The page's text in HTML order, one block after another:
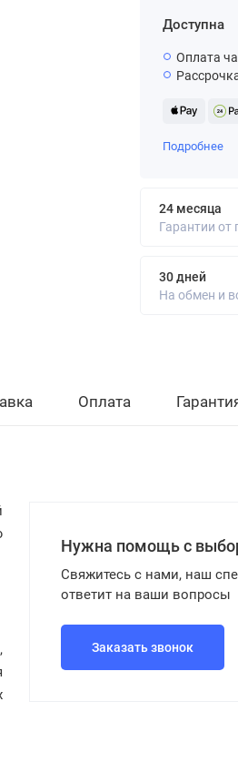
Доступна
Оплата
Подробнее
24 месяца
Гарантии от
30 дней
На обмен и
Оплата
,
Нужна помощь с
Свяжитесь с нами, наш
ответит на ваши вопросы
Заказать звонок